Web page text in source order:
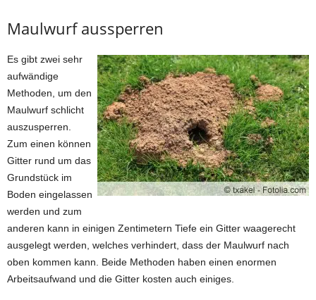
Maulwurf aussperren
Es gibt zwei sehr
aufwändige
Methoden, um den
Maulwurf schlicht
auszusperren.
Zum einen können
Gitter rund um das
Grundstück im
Boden eingelassen
werden und zum
anderen kann in einigen Zentimetern Tiefe ein Gitter waagerecht
ausgelegt werden, welches verhindert, dass der Maulwurf nach
oben kommen kann. Beide Methoden haben einen enormen
Arbeitsaufwand und die Gitter kosten auch einiges.